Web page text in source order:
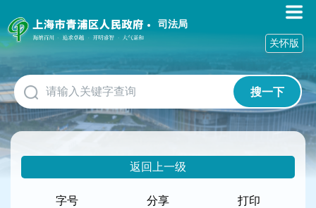
障
碍
作
说
明
跳
到
网
司法局
搜一下
关怀版
返回上一级
字号
分享 打印